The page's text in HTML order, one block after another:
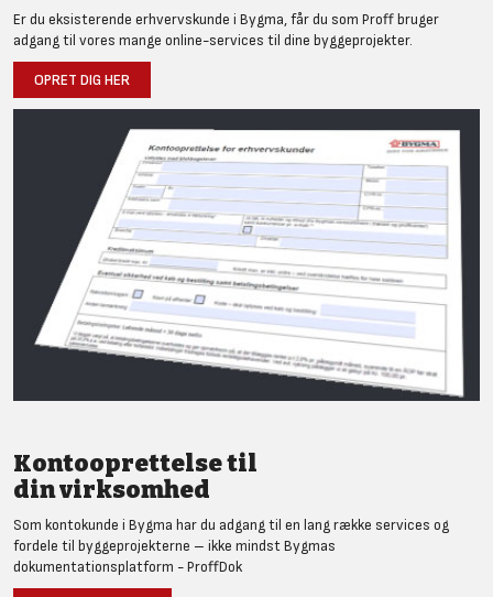
Er du eksisterende erhvervskunde i Bygma, får du som Proff bruger
adgang til vores mange online-services til dine byggeprojekter.
OPRET DIG HER
Kontooprettelse til
din virksomhed
Som kontokunde i Bygma har du adgang til en lang række services og
fordele til byggeprojekterne – ikke mindst Bygmas
dokumentationsplatform - ProffDok